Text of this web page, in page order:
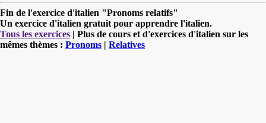
Fin de l'exercice d'italien "Pronoms relatifs"
Un exercice d'italien gratuit pour apprendre l'italien.
Tous les exercices | Plus de cours et d'exercices d'italien sur les
mêmes thèmes : Pronoms | Relatives